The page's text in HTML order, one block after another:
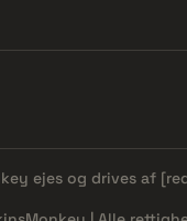
ejes og drives af